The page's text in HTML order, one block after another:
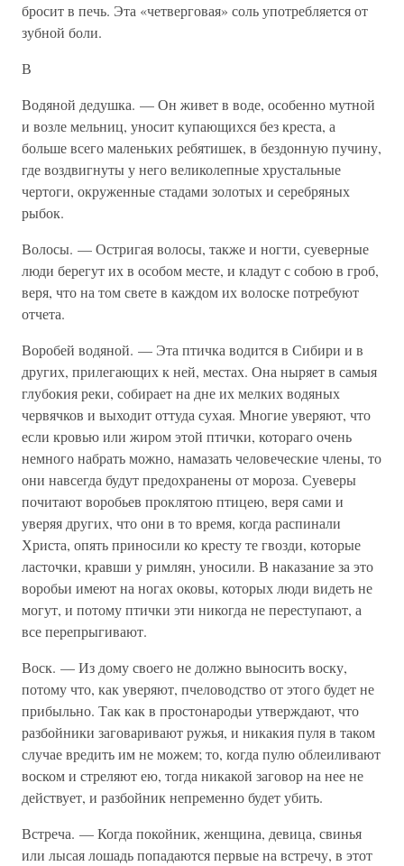
бросит в печь. Эта «четверговая» соль употребляется от
зубной боли.
В
Водяной дедушка. — Он живет в воде, особенно мутной
и возле мельниц, уносит купающихся без креста, а
больше всего маленьких ребятишек, в бездонную пучину,
где воздвигнуты у него великолепные хрустальные
чертоги, окруженные стадами золотых и серебряных
рыбок.
Волосы. — Остригая волосы, также и ногти, суеверные
люди берегут их в особом месте, и кладут с собою в гроб,
веря, что на том свете в каждом их волоске потребуют
отчета.
Воробей водяной. — Эта птичка водится в Сибири и в
других, прилегающих к ней, местах. Она ныряет в самыя
глубокия реки, собирает на дне их мелких водяных
червячков и выходит оттуда сухая. Многие уверяют, что
если кровью или жиром этой птички, котораго очень
немного набрать можно, намазать человеческие члены, то
они навсегда будут предохранены от мороза. Суеверы
почитают воробьев проклятою птицею, веря сами и
уверяя других, что они в то время, когда распинали
Христа, опять приносили ко кресту те гвозди, которые
ласточки, кравши у римлян, уносили. В наказание за это
воробьи имеют на ногах оковы, которых люди видеть не
могут, и потому птички эти никогда не переступают, а
все перепрыгивают.
Воск. — Из дому своего не должно выносить воску,
потому что, как уверяют, пчеловодство от этого будет не
прибыльно. Так как в простонародьи утверждают, что
разбойники заговаривают ружья, и никакия пуля в таком
случае вредить им не можем; то, когда пулю облеиливают
воском и стреляют ею, тогда никакой заговор на нее не
действует, и разбойник непременно будет убить.
Встреча. — Когда покойник, женщина, девица, свинья
или лысая лошадь попадаются первые на встречу, в этот